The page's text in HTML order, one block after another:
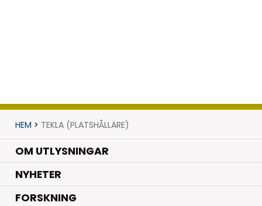
HEM > TEKLA (PLATSHÅLLARE)
OM UTLYSNINGAR
NYHETER.
FORSKNING.